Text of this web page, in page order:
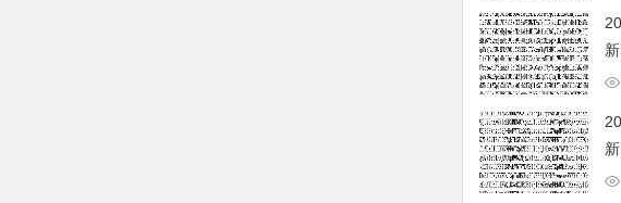
…
…